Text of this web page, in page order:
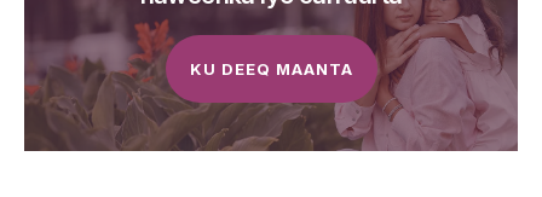
KU DEEQ MAANTA